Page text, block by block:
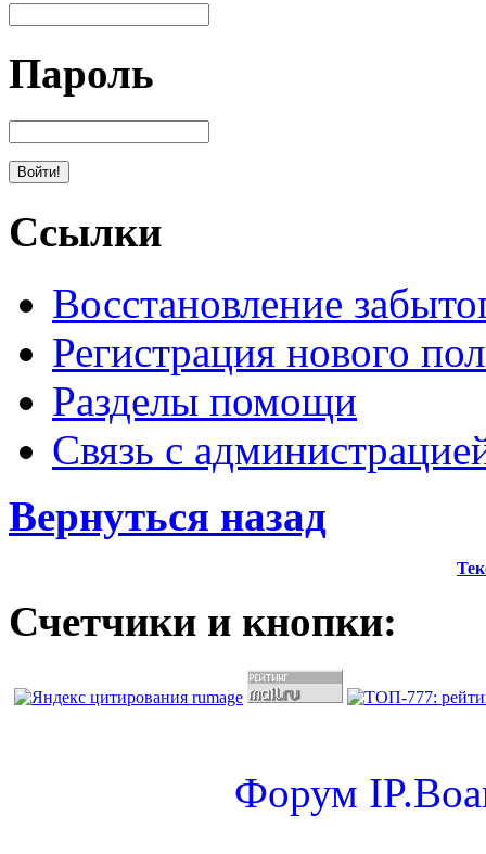
Пароль
Ссылки
Восстановление
Регистрация нового
Разделы помощи
Связь с
Вернуться назад
Счетчики и кнопки:
Форум